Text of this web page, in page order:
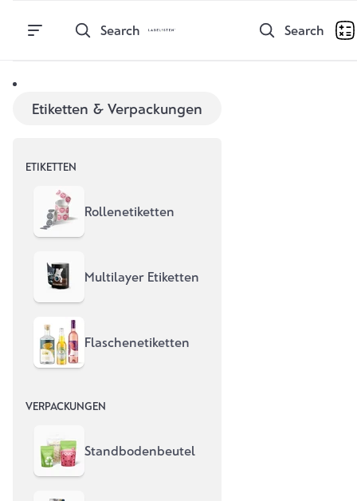
Search Search
Etiketten & Verpackungen
ETIKETTEN
Rollenetiketten
Multilayer Etiketten
Flaschenetiketten
VERPACKUNGEN
Standbodenbeutel